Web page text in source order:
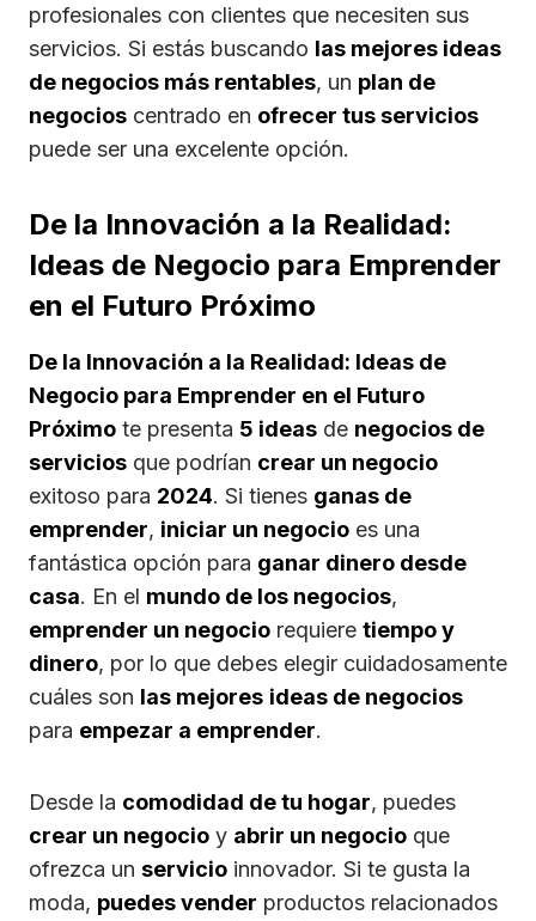
profesionales con clientes que necesiten sus
servicios. Si estás buscando las mejores ideas
de negocios más rentables, un plan de
negocios centrado en ofrecer tus servicios
puede ser una excelente opción.
De la Innovación a la Realidad:
Ideas de Negocio para Emprender
en el Futuro Próximo
De la Innovación a la Realidad: Ideas de
Negocio para Emprender en el Futuro
Próximo te presenta 5 ideas de negocios de
servicios que podrían crear un negocio
exitoso para 2024. Si tienes ganas de
emprender, iniciar un negocio es una
fantástica opción para ganar dinero desde
casa. En el mundo de los negocios,
emprender un negocio requiere tiempo y
dinero, por lo que debes elegir cuidadosamente
cuáles son las mejores ideas de negocios
para empezar a emprender.
Desde la comodidad de tu hogar, puedes
crear un negocio y abrir un negocio que
ofrezca un servicio innovador. Si te gusta la
moda, puedes vender productos relacionados